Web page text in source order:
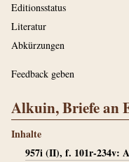
Editionsstatus
Literatur
Abkürzungen
Feedback geben
Alkuin, Briefe an
Inhalte
957i (II), f. 101r-234v: